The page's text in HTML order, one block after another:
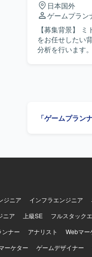
ム運営全体への
デザインやキャラ設計にも
ム開発環境に
て業務を行って
日本国外
ゲームプラン
【募集背景】
をお任せしたい背景がございます。 【作業
分析を行います
【求める人物
ルゲームの運
う環境で業務を
「ゲームプラン
ジニア インフラエンジニア
ニア 上級SE フルスタック
ンナー アナリスト Webマー
ーケター ゲームデザイナー